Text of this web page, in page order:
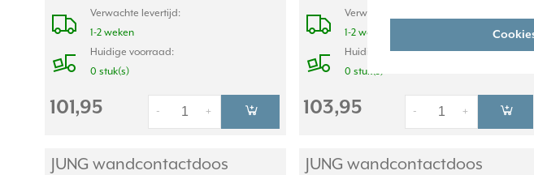
Verwachte levertijd:
1-2 weken
Huidige voorraad:
0 stuk(s)
101,95 +
-
Verwachte levertijd:
1-2 weken
Huidige voorraad:
0 stuk(s)
103,95 +
-
JUNG wandcontactdoos
JUNG wandcontactdoos